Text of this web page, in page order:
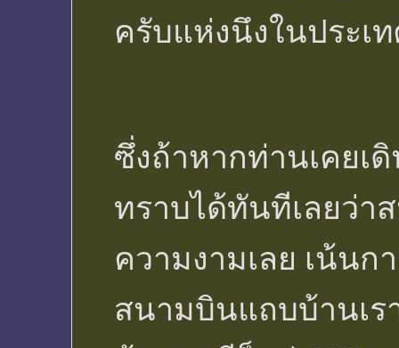
ครับแห่งนึงในประเ
ซึ่งถ้าหากท่านเคยเ
ทราบได้ทันทีเลยว่
ความงามเลย เน้นก
สนามบินแถบบ้านเร